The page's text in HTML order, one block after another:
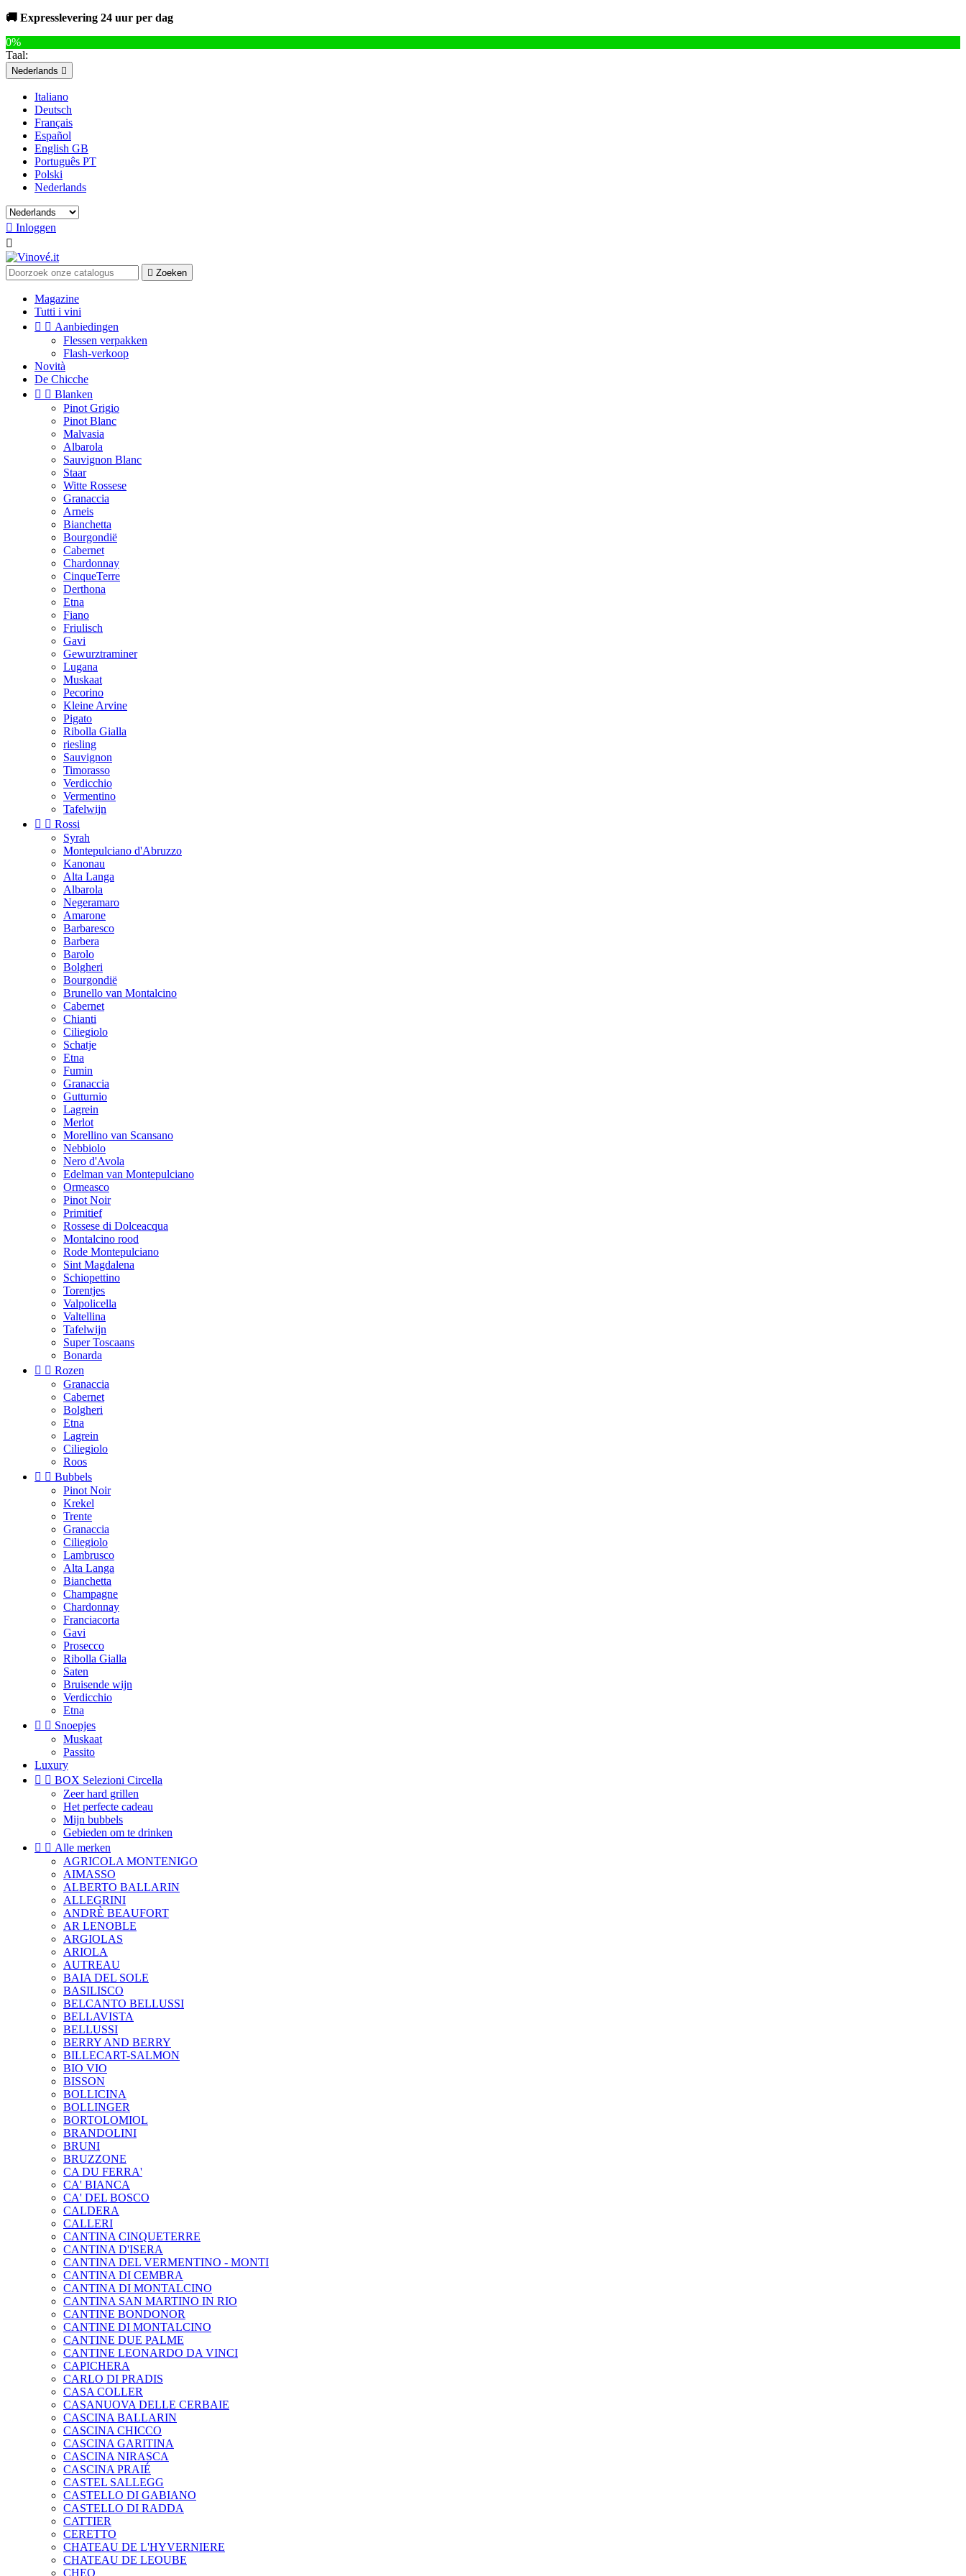
🚚 Expresslevering 24 uur per dag
0%
Taal:
Nederlands 
Italiano
Deutsch
Français
Español
English GB
Português PT
Polski
Nederlands
 Inloggen

 Zoeken
Magazine
Tutti i vini
  Aanbiedingen
Flessen verpakken
Flash-verkoop
Novità
De Chicche
  Blanken
Pinot Grigio
Pinot Blanc
Malvasia
Albarola
Sauvignon Blanc
Staar
Witte Rossese
Granaccia
Arneis
Bianchetta
Bourgondië
Cabernet
Chardonnay
CinqueTerre
Derthona
Etna
Fiano
Friulisch
Gavi
Gewurztraminer
Lugana
Muskaat
Pecorino
Kleine Arvine
Pigato
Ribolla Gialla
riesling
Sauvignon
Timorasso
Verdicchio
Vermentino
Tafelwijn
  Rossi
Syrah
Montepulciano d'Abruzzo
Kanonau
Alta Langa
Albarola
Negeramaro
Amarone
Barbaresco
Barbera
Barolo
Bolgheri
Bourgondië
Brunello van Montalcino
Cabernet
Chianti
Ciliegiolo
Schatje
Etna
Fumin
Granaccia
Gutturnio
Lagrein
Merlot
Morellino van Scansano
Nebbiolo
Nero d'Avola
Edelman van Montepulciano
Ormeasco
Pinot Noir
Primitief
Rossese di Dolceacqua
Montalcino rood
Rode Montepulciano
Sint Magdalena
Schiopettino
Torentjes
Valpolicella
Valtellina
Tafelwijn
Super Toscaans
Bonarda
  Rozen
Granaccia
Cabernet
Bolgheri
Etna
Lagrein
Ciliegiolo
Roos
  Bubbels
Pinot Noir
Krekel
Trente
Granaccia
Ciliegiolo
Lambrusco
Alta Langa
Bianchetta
Champagne
Chardonnay
Franciacorta
Gavi
Prosecco
Ribolla Gialla
Saten
Bruisende wijn
Verdicchio
Etna
  Snoepjes
Muskaat
Passito
Luxury
  BOX Selezioni Circella
Zeer hard grillen
Het perfecte cadeau
Mijn bubbels
Gebieden om te drinken
  Alle merken
AGRICOLA MONTENIGO
AIMASSO
ALBERTO BALLARIN
ALLEGRINI
ANDRÈ BEAUFORT
AR LENOBLE
ARGIOLAS
ARIOLA
AUTREAU
BAIA DEL SOLE
BASILISCO
BELCANTO BELLUSSI
BELLAVISTA
BELLUSSI
BERRY AND BERRY
BILLECART-SALMON
BIO VIO
BISSON
BOLLICINA
BOLLINGER
BORTOLOMIOL
BRANDOLINI
BRUNI
BRUZZONE
CA DU FERRA'
CA' BIANCA
CA' DEL BOSCO
CALDERA
CALLERI
CANTINA CINQUETERRE
CANTINA D'ISERA
CANTINA DEL VERMENTINO - MONTI
CANTINA DI CEMBRA
CANTINA DI MONTALCINO
CANTINA SAN MARTINO IN RIO
CANTINE BONDONOR
CANTINE DI MONTALCINO
CANTINE DUE PALME
CANTINE LEONARDO DA VINCI
CAPICHERA
CARLO DI PRADIS
CASA COLLER
CASANUOVA DELLE CERBAIE
CASCINA BALLARIN
CASCINA CHICCO
CASCINA GARITINA
CASCINA NIRASCA
CASCINA PRAIÉ
CASTEL SALLEGG
CASTELLO DI GABIANO
CASTELLO DI RADDA
CATTIER
CERETTO
CHATEAU DE L'HYVERNIERE
CHATEAU DE LEOUBE
CHEO